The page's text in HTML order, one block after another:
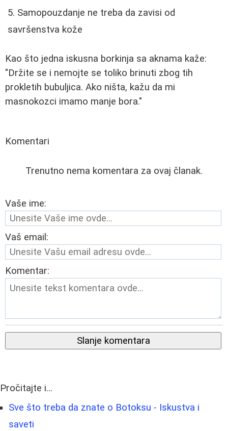
Samopouzdanje ne treba da zavisi od
savršenstva kože
Kao što jedna iskusna borkinja sa aknama kaže:
"Držite se i nemojte se toliko brinuti zbog tih
prokletih bubuljica. Ako ništa, kažu da mi
masnokozci imamo manje bora."
Komentari
Trenutno nema komentara za ovaj članak.
Vaše ime:
Vaš email:
Komentar:
Slanje komentara
Pročitajte i...
Sve što treba da znate o Botoksu - Iskustva i
saveti